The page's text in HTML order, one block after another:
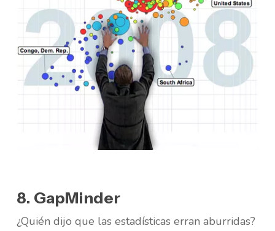
8. GapMinder
¿Quién dijo que las estadísticas erran aburridas?